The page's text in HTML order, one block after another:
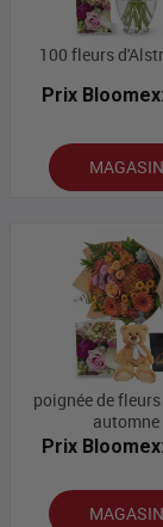
100 fleurs
Prix Bloomex:
poignée de
automne
Prix Bloomex: